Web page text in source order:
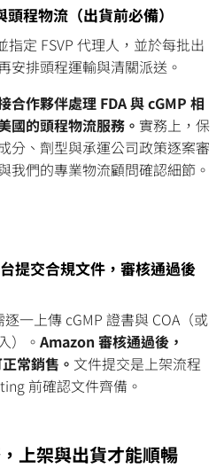
程物流（出貨前必備）
指定 FSVP 代理人，並於每批出
安排頭程運輸與清關派送。
合作夥伴處理 FDA 與 cGMP 相
國的頭程物流服務。 實務上，保
分、劑型與承運公司政策逐案審
我們的專業物流顧問確認細節。
提交合規文件，審核通過後
一上傳 cGMP 證書與 COA（或
）。 Amazon 審核通過後，
常銷售。 文件提交是上架流程
前確認文件齊備。
上架與出貨才能順暢